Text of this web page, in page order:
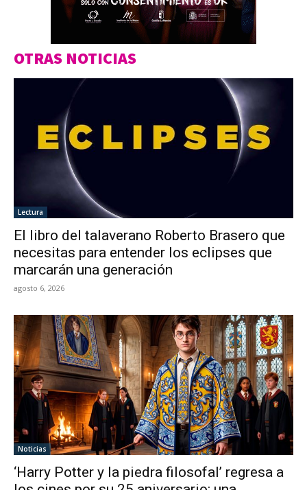
OTRAS NOTICIAS
Lectura
El libro del talaverano Roberto Brasero que
necesitas para entender los eclipses que
marcarán una generación
agosto 6, 2026
Noticias
‘Harry Potter y la piedra filosofal’ regresa a